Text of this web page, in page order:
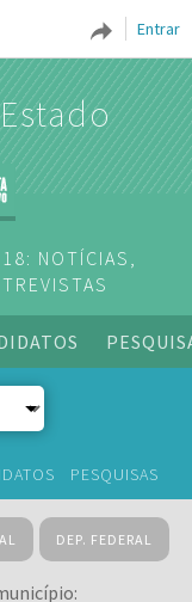
Entrar
NOTÍCIAS,
PESQUISAS
DEP. FEDERAL